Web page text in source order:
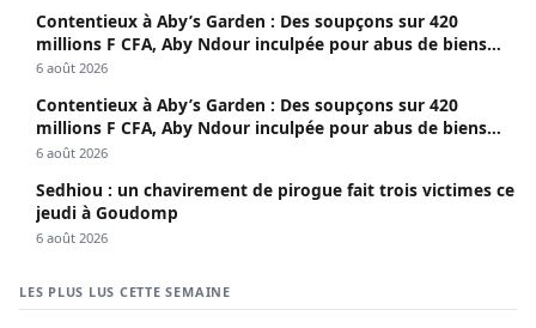
Contentieux à Aby’s Garden : Des soupçons sur 420
millions F CFA, Aby Ndour inculpée pour abus de biens
sociaux
6 août 2026
Contentieux à Aby’s Garden : Des soupçons sur 420
millions F CFA, Aby Ndour inculpée pour abus de biens
sociaux
6 août 2026
Sedhiou : un chavirement de pirogue fait trois victimes ce
jeudi à Goudomp
6 août 2026
LES PLUS LUS CETTE SEMAINE